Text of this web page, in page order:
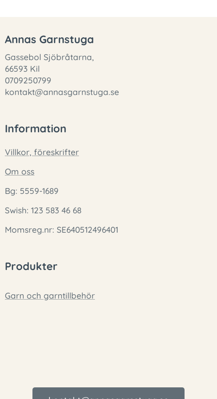
Annas Garnstuga
Gassebol Sjöbråtarna,
66593 Kil
0709250799
kontakt@annasgarnstuga.se
Information
Villkor, föreskrifter
Om oss
Bg: 5559-1689
Swish: 123 583 46 68
Momsreg.nr: SE640512496401
Produkter
Garn och garntillbehör